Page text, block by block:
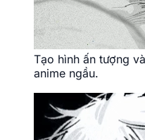
Tạo hình ấn tượng
anime ngầu.